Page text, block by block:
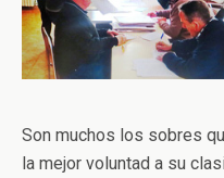
Son muchos los sobres
la mejor voluntad a su